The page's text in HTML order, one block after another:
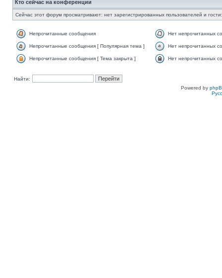
Кто сейчас на конференции
Сейчас этот форум просматривают: нет зарегистрированных пользователей и
Непрочитанные сообщения Нет непрочитанных
Непрочитанные сообщения [ Популярная тема ] Нет непрочитанных
Непрочитанные сообщения [ Тема закрыта ] Нет непрочитанных
Найти:
Powered by